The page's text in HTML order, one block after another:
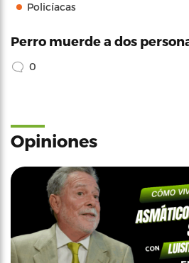
Policíacas
Perro muerde a dos
0
Opiniones